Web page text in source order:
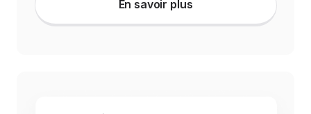
En savoir plus